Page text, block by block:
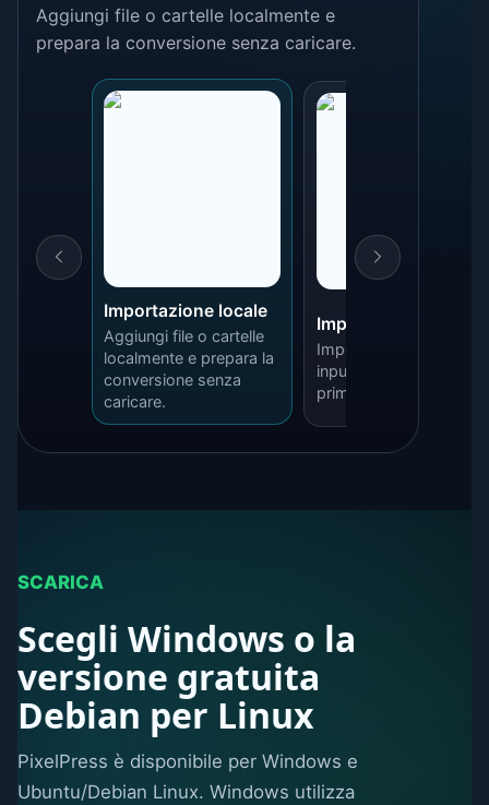
Aggiungi file o cartelle localmente e
prepara la conversione senza caricare.
Importazione locale
Aggiungi file o cartelle
localmente e prepara la
conversione senza
caricare.
Impostazioni batch
Imposta cartella di
input, output e qualità
prima di iniziare.
SCARICA
Scegli Windows o la
versione gratuita
Debian per Linux
PixelPress è disponibile per Windows e
Ubuntu/Debian Linux. Windows utilizza